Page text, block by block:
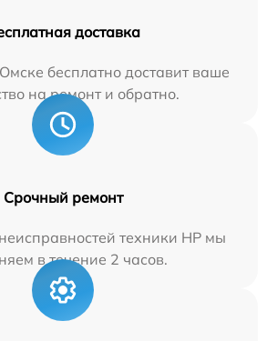
доставка
бесплатно доставит ваше
на ремонт и обратно.
Срочный ремонт
техники HP мы
в течение 2 часов.